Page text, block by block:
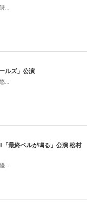
...
ルズ」公演
...
最終ベルが鳴る」公演 松村
...